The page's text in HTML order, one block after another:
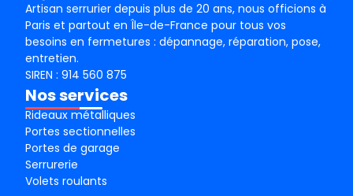
Artisan serrurier depuis plus de 20 ans, nous officions à
Paris et partout en Île-de-France pour tous vos
besoins en fermetures : dépannage, réparation, pose,
entretien.
SIREN : 914 560 875
Nos services
Rideaux métalliques
Portes sectionnelles
Portes de garage
Serrurerie
Volets roulants